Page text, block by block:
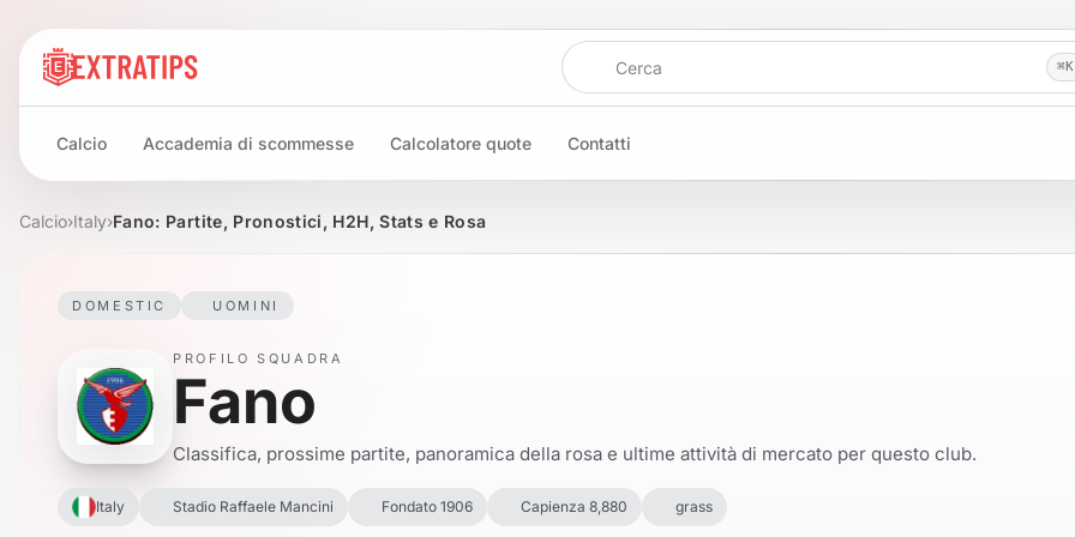
Cerca
⌘K
Calcio Accademia di scommesse Calcolatore quote Contatti
Calcio›Italy›Fano: Partite, Pronostici, H2H, Stats e Rosa
DOMESTIC UOMINI
PROFILO SQUADRA
Fano
Classifica, prossime partite, panoramica della rosa e ultime attività di mercato per questo club.
Italy Stadio Raffaele Mancini Fondato 1906 Capienza 8,880 grass